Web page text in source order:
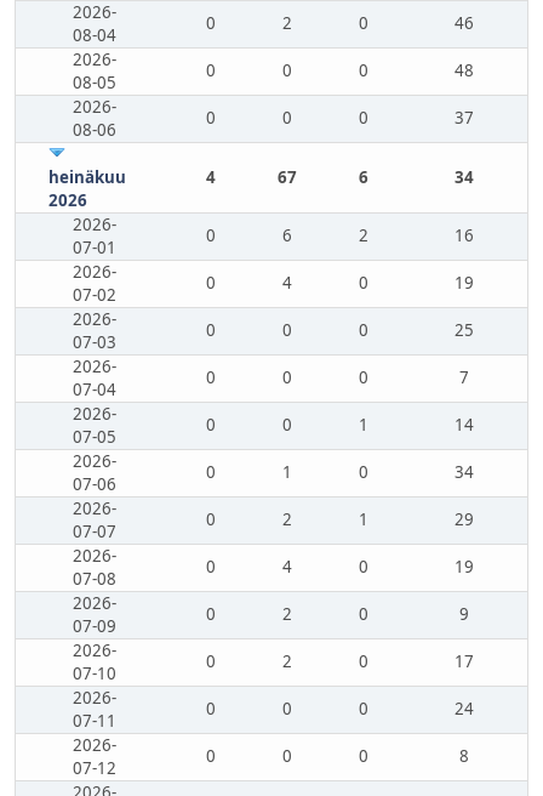
2026-
08-04
0 2 0
46
2026-
08-05
0 0 0
48
2026-
08-06
0 0 0 37
heinäkuu
2026
4 67 6 34
2026-
07-01
0 6 2
16
2026-
07-02
0 4 0
19
2026-
07-03
0 0 0
25
2026-
07-04
0 0 0
7
2026-
07-05
0 0 1
14
2026-
07-06
0 1 0
34
2026-
07-07
0 2 1
29
2026-
07-08
0 4 0
19
2026-
07-09
0 2 0
9
2026-
07-10
0 2 0
17
2026-
07-11
0 0 0
24
2026-
07-12
0 0 0
8